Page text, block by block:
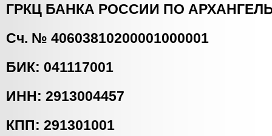
ГРКЦ БАНКА РОССИИ ПО
Сч. № 40603810200001000001
БИК: 041117001
ИНН: 2913004457
КПП: 291301001